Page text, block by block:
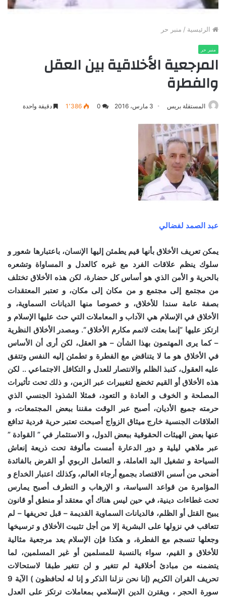
الرئيسية / منبر حر
منبر حر
المرجعية الأخلاقية بين العقل
والفطرة
المستقلة بريس 3 مارس، 2016 0 1٬386 دقيقة واحدة
عبد الصمد لفضالي
يمكن تعريف الأخلاق بأنها قيم يطمئن إليها الإنسان، باعتبارها شعور و
سلوك ينظم علاقات الفرد مع غيره كالعدل و المساواة وتشعره
بالحرية و الأمن الذي هو أساس كل حضارة، لكن هذه الأخلاق تختلف
من مجتمع إلى مجتمع و من مكان إلى مكان، و تعتبر المعتقدات
بصفة عامة سندا للأخلاق، و خصوصا منها الديانات السماوية، و
الأخلاق في الإسلام هي الآداب و المعاملات التي حث عليها الإسلام و
ارتكز عليها “إنما بعثت لاتمم مكارم الأخلاق “. ومصدر الأخلاق النظرية
– كما يرى المهتمون بهذا الشأن – هو العقل، لكن أرى أن الأساس
في الأخلاق هو ما لا يتناقض مع الفطرة و تطمئن إليه النفس وتتفق
عليه العقول، كنبذ الظلم والانتصار للعدل و التكافل الاجتماعي .. لكن
هذه الأخلاق أو القيم تخضع لتغييرات عبر الزمن، و ذلك تحت تأثيرات
المصلحة و الخوف و العادة و التعود، فمثلا الشذوذ الجنسي الذي
حرمته جميع الأديان، أصبح عبر الوقت مقننا ببعض المجتمعات، و
العلاقات الجنسية خارج ميثاق الزواج أصبحت تعتبر حرية فردية تدافع
عنها بعض الهيئات الحقوقية ببعض الدول، و الاستثمار في ” القوادة ”
عبر ملاهي ليلية و دور الدعارة أمست مألوفة تحت ذريعة إنعاش
السياحة و تشغيل اليد العاملة، و التعامل الربوي أو القرض بالفائدة
أضحى من أسس الاقتصاد بجميع أرجاء العالم، وكذلك اعتبار الخداع و
المؤامرة من قواعد السياسة، و الإرهاب و التطرف أصبح يمارس
تحت غطاءات دينية، في حين ليس هناك أي معتقد أو منطق أو قانون
يبيح القتل أو الظلم، فالديانات السماوية القديمة – قبل تحريفها – لم
تتعاقب في نزولها على البشرية إلا من أجل تثبيت الأخلاق و ترسيخها
وجعلها تنسجم مع الفطرة، و هكذا فإن الإسلام يعد مرجعية مثالية
للأخلاق و القيم، سواء بالنسبة للمسلمين أو غير المسلمين، لما
يتضمنه من مبادئ أخلاقية لم تتغير و لن تتغير طبقا لاستحالات
تحريف القران الكريم (إنا نحن نزلنا الذكر و إنا له لحافظون ) الآية 9
سورة الحجر ، ويقترن الدين الإسلامي بمعاملات ترتكز على العدل